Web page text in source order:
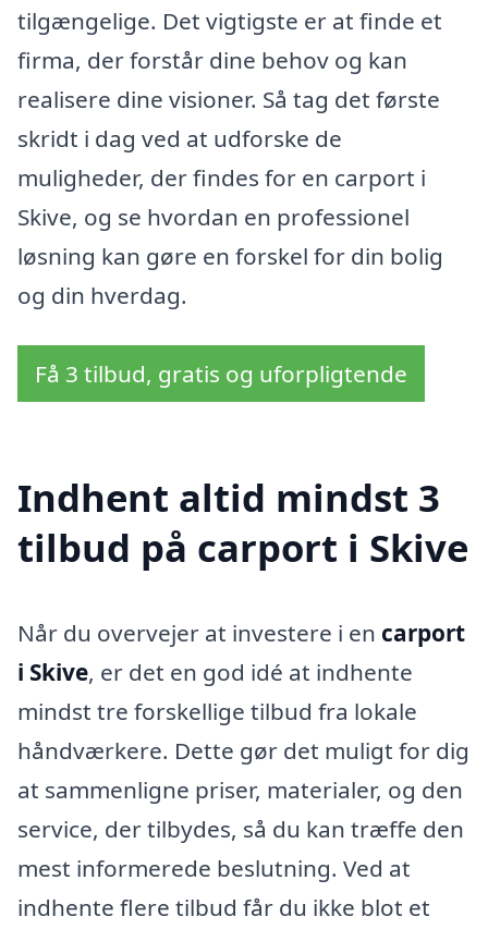
tilgængelige. Det vigtigste er at finde et
firma, der forstår dine behov og kan
realisere dine visioner. Så tag det første
skridt i dag ved at udforske de
muligheder, der findes for en carport i
Skive, og se hvordan en professionel
løsning kan gøre en forskel for din bolig
og din hverdag.
Få 3 tilbud, gratis og uforpligtende
Indhent altid mindst 3
tilbud på carport i Skive
Når du overvejer at investere i en carport
i Skive, er det en god idé at indhente
mindst tre forskellige tilbud fra lokale
håndværkere. Dette gør det muligt for dig
at sammenligne priser, materialer, og den
service, der tilbydes, så du kan træffe den
mest informerede beslutning. Ved at
indhente flere tilbud får du ikke blot et